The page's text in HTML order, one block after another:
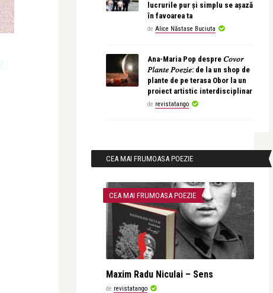
lucrurile pur și simplu se așază
în favoarea ta
de Alice Năstase Buciuta
Ana-Maria Pop despre 𝐶𝑜𝑣𝑜𝑟
𝑃𝑙𝑎𝑛𝑡𝑒 𝑃𝑜𝑒𝑧𝑖𝑒: de la un shop de
plante de pe terasa Obor la un
proiect artistic interdisciplinar
de revistatango
CEA MAI FRUMOASA POEZIE
CEA MAI FRUMOASA POEZIE
Maxim Radu Niculai – Sens
de revistatango